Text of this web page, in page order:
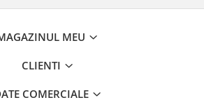
MEU
CLIENTI
COMERCIALE